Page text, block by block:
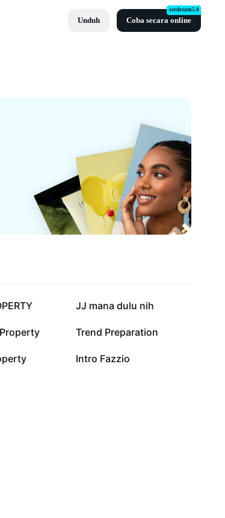
Unduh Coba secara online
seedream5.0
6,1 rb
JJ mana dulu nih
788
Trend Preparation
3
Intro Fazzio